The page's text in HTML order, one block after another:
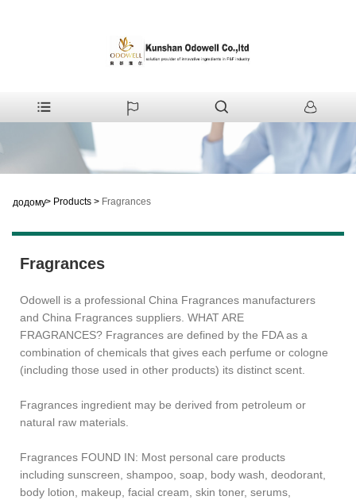
додому> Products > Fragrances
Fragrances
Odowell is a professional China Fragrances manufacturers
and China Fragrances suppliers. WHAT ARE
FRAGRANCES? Fragrances are defined by the FDA as a
combination of chemicals that gives each perfume or cologne
(including those used in other products) its distinct scent.
Fragrances ingredient may be derived from petroleum or
natural raw materials.
Fragrances FOUND IN: Most personal care products
including sunscreen, shampoo, soap, body wash, deodorant,
body lotion, makeup, facial cream, skin toner, serums,